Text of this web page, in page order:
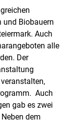
und Biobauern
Auch
alle
Der
Auch
gab es zwei
dem